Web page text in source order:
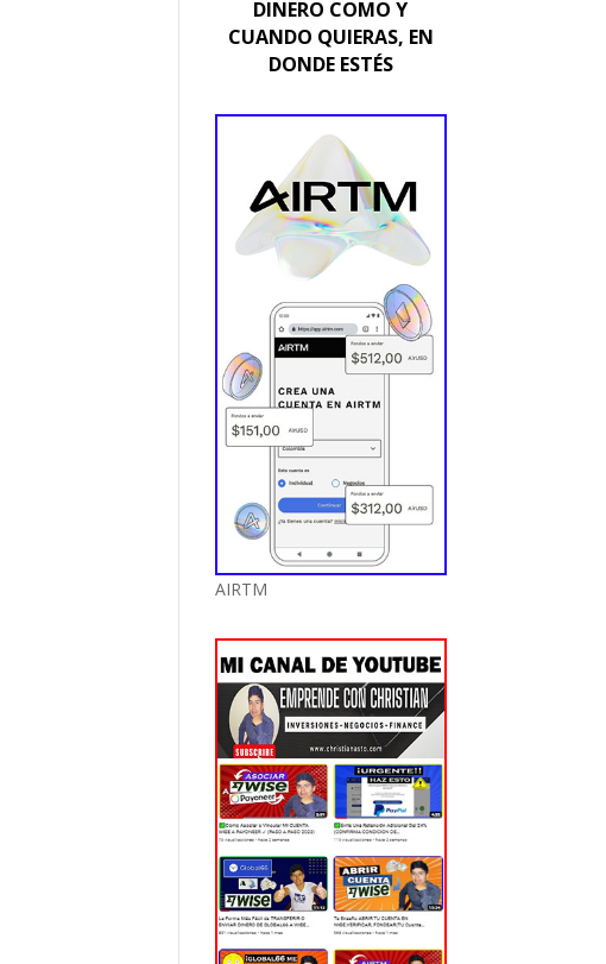
DINERO COMO Y
CUANDO QUIERAS, EN
DONDE ESTÉS
AIRTM